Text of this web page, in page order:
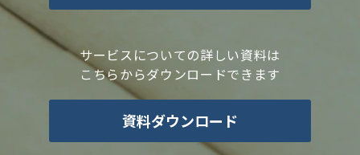
サービスについての詳しい資料は
こちらからダウンロードできます
資料ダウンロード